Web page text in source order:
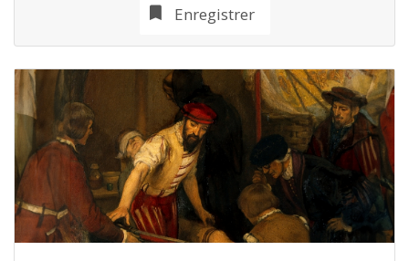
Enregistrer